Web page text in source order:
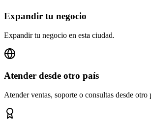
Expandir tu negocio
Expandir tu negocio en esta ciudad.
Atender desde otro país
Atender ventas, soporte o consultas desde otro